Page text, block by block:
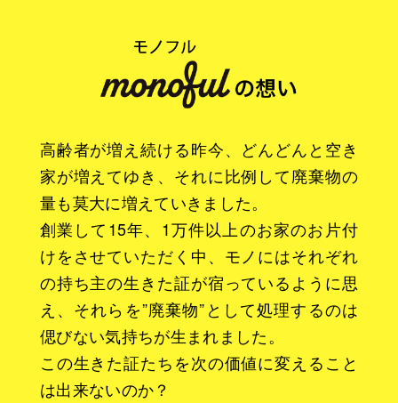
高齢者が増え続ける昨今、どんどんと空き
家が増えてゆき、それに比例して廃棄物の
量も莫大に増えていきました。
創業して15年、1万件以上のお家のお片付
けをさせていただく中、モノにはそれぞれ
の持ち主の生きた証が宿っているように思
え、それらを”廃棄物”として処理するのは
偲びない気持ちが生まれました。
この生きた証たちを次の価値に変えること
は出来ないのか？